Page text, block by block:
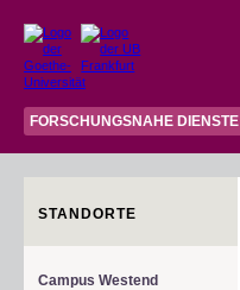
FORSCHUNGSNAHE DIENSTE
STANDORTE
Campus Westend